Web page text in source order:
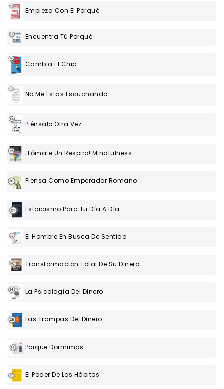
Empieza Con El Porqué
Encuentra Tú Porqué
Cambia El Chip
No Me Estás Escuchando
Piénsalo Otra Vez
¡Tómate Un Respiro! Mindfulness
Piensa Como Emperador Romano
Estoicismo Para Tu Día A Día
El Hombre En Busca De Sentido
Transformación Total De Su Dinero
La Psicología Del Dinero
Las Trampas Del Dinero
Porque Dormimos
El Poder De Los Hábitos